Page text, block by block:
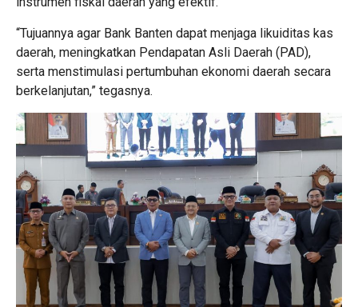
​“Tujuannya agar Bank Banten dapat menjaga likuiditas kas
daerah, meningkatkan Pendapatan Asli Daerah (PAD),
serta menstimulasi pertumbuhan ekonomi daerah secara
berkelanjutan,” tegasnya.